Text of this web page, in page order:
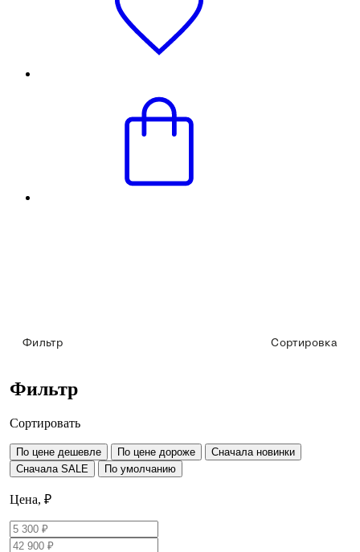
Фильтр Сортировка
Фильтр
Сортировать
По цене дешевле По цене дороже
Сначала новинки
Сначала SALE
По умолчанию
Цена, ₽